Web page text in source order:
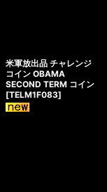
米軍放出品 チャレンジ
コイン OBAMA
SECOND TERM コイン
[TELM1F083]